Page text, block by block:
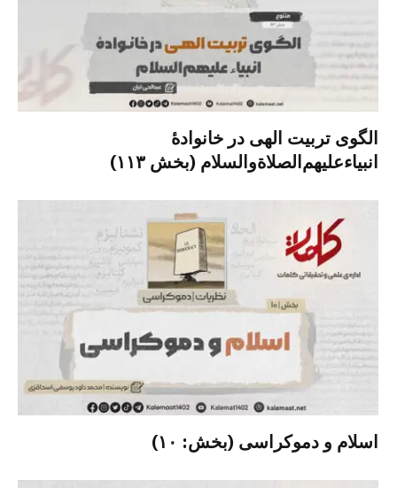
الگوی تربیت الهی در خانوادۀ
انبیاءعلیهم‌الصلاةو‌السلام (بخش ۱۱۳)
اسلام و دموکراسی (بخش: ۱۰)